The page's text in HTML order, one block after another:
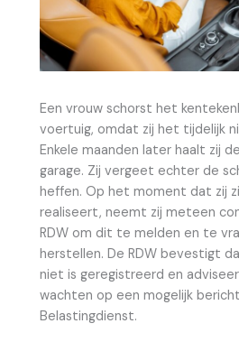
Een vrouw schorst het
voertuig, omdat zij het tijdelijk
Enkele maanden later haalt zij
garage. Zij vergeet echter de
heffen. Op het moment dat zij
realiseert, neemt zij meteen
RDW om dit te melden en te
herstellen. De RDW bevestigt
niet is geregistreerd en
wachten op een mogelijk
Belastingdienst.